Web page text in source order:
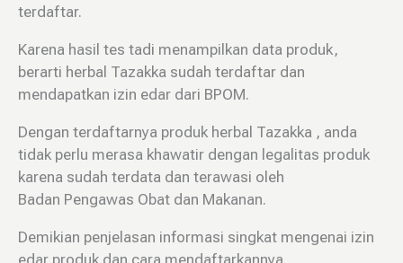
terdaftar.
Karena hasil tes tadi menampilkan data produk,
berarti herbal Tazakka sudah terdaftar dan
mendapatkan izin edar dari BPOM.
Dengan terdaftarnya produk herbal Tazakka , anda
tidak perlu merasa khawatir dengan legalitas produk
karena sudah terdata dan terawasi oleh
Badan Pengawas Obat dan Makanan.
Demikian penjelasan informasi singkat mengenai izin